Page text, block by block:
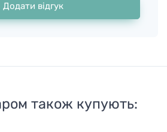
Додати відгук
також купують: